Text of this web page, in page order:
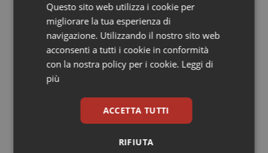
Quotidiano Cardiologia
Quotidiano Chirurgia
Quotidiano Oncologia
Quotidiano Pediatria
Rene & patologie urogenitali
Case di comunità. La sfida ora è
riempirle di professionisti e servizi. Il
punto della Conferenza delle Regioni
laboratorio di Embriologia
Questo sito web utilizza i cookie per
migliorare la tua esperienza di
navigazione. Utilizzando il nostro sito web
acconsenti a tutti i cookie in conformità
con la nostra policy per i cookie. Leggi di
più
ACCETTA TUTTI
RIFIUTA